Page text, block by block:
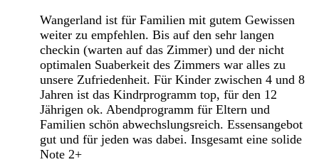
Wangerland ist für Familien mit gutem Gewissen
weiter zu empfehlen. Bis auf den sehr langen
checkin (warten auf das Zimmer) und der nicht
optimalen Suaberkeit des Zimmers war alles zu
unsere Zufriedenheit. Für Kinder zwischen 4 und 8
Jahren ist das Kindrprogramm top, für den 12
Jährigen ok. Abendprogramm für Eltern und
Familien schön abwechslungsreich. Essensangebot
gut und für jeden was dabei. Insgesamt eine solide
Note 2+